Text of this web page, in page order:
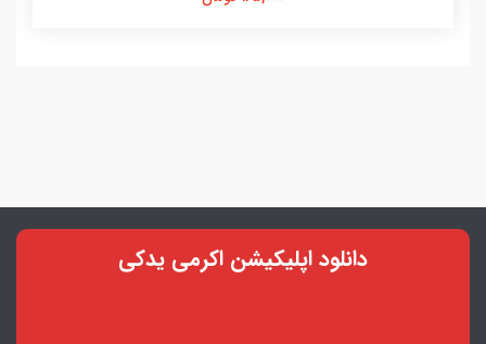
دانلود اپلیکیشن اکرمی یدکی